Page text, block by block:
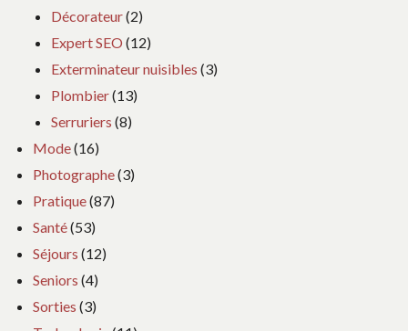
Décorateur(2)
Expert SEO (12)
Exterminateur nuisibles (3)
Plombier(13)
Serruriers (8)
Mode(16)
Photographe(3)
Pratique(87)
Santé(53)
Séjours (12)
Seniors (4)
Sorties (3)